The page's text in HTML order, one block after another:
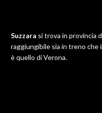
Suzzara si trova in provincia
raggiungibile sia in treno che
è quello di Verona.